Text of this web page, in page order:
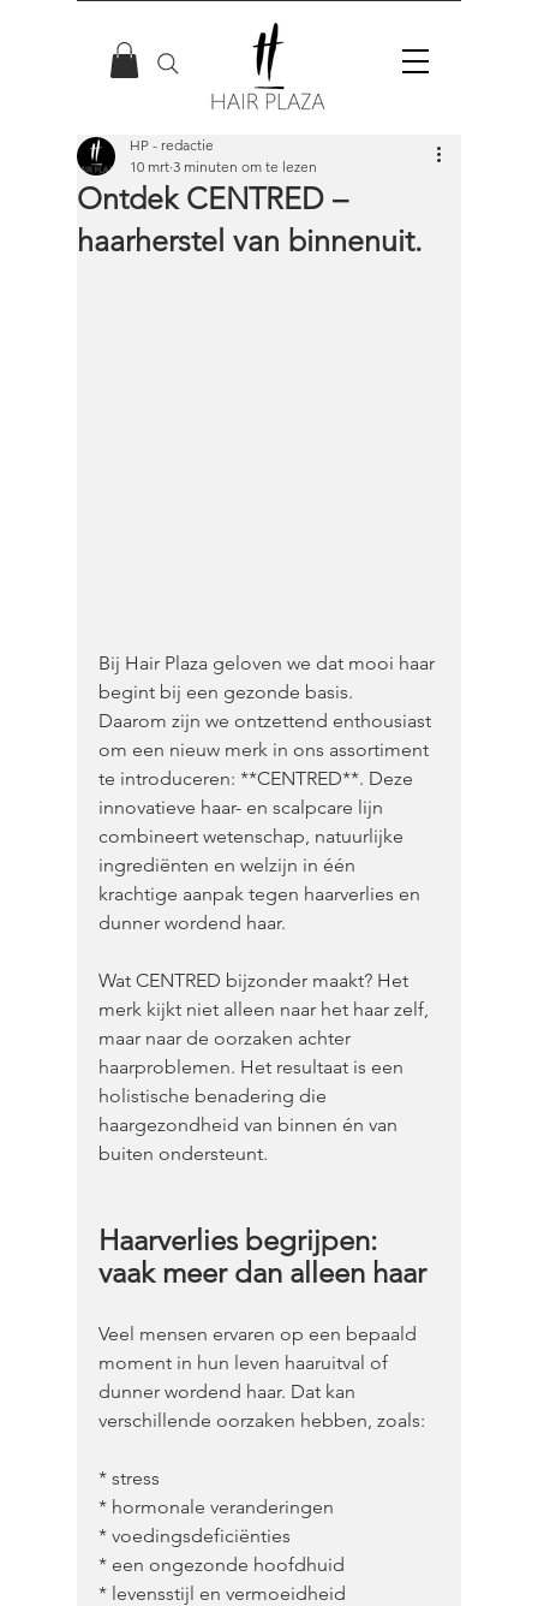
Ontdek CENTRED –
haarherstel van binnenuit.
HP - redactie
10 mrt 3 minuten om te lezen
Bij Hair Plaza geloven we dat mooi haar
begint bij een gezonde basis.
Daarom zijn we ontzettend enthousiast
om een nieuw merk in ons assortiment
te introduceren: **CENTRED**. Deze
innovatieve haar- en scalpcare lijn
combineert wetenschap, natuurlijke
ingrediënten en welzijn in één
krachtige aanpak tegen haarverlies en
dunner wordend haar.
Wat CENTRED bijzonder maakt? Het
merk kijkt niet alleen naar het haar zelf,
maar naar de oorzaken achter
haarproblemen. Het resultaat is een
holistische benadering die
haargezondheid van binnen én van
buiten ondersteunt.
Haarverlies begrijpen:
vaak meer dan alleen haar
Veel mensen ervaren op een bepaald
moment in hun leven haaruitval of
dunner wordend haar. Dat kan
verschillende oorzaken hebben, zoals:
* stress
* hormonale veranderingen
* voedingsdeficiënties
* een ongezonde hoofdhuid
* levensstijl en vermoeidheid